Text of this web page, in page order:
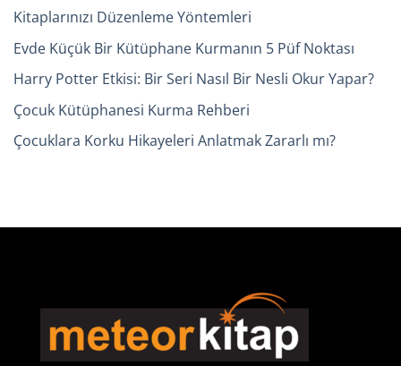
Kitaplarınızı Düzenleme Yöntemleri
Evde Küçük Bir Kütüphane Kurmanın 5 Püf Noktası
Harry Potter Etkisi: Bir Seri Nasıl Bir Nesli Okur Yapar?
Çocuk Kütüphanesi Kurma Rehberi
Çocuklara Korku Hikayeleri Anlatmak Zararlı mı?